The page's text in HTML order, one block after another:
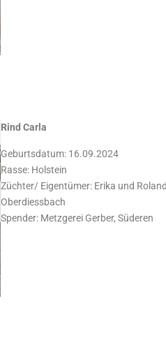
Rind Carla
Geburtsdatum: 16.09.2024
Rasse: Holstein
Züchter/ Eigentümer: Erika und
Oberdiessbach
Spender: Metzgerei Gerber, Süderen